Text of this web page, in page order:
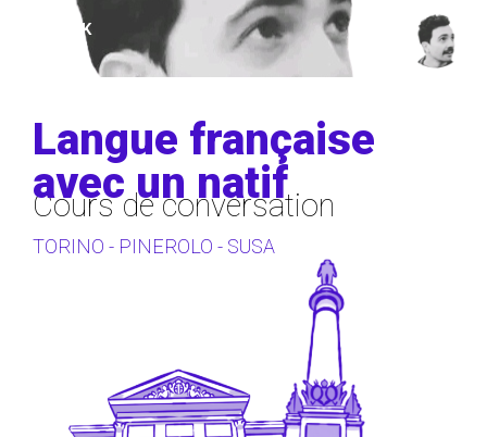
FRANCK
MONOD
Cours de conversation
Langue française
avec un natif
TORINO - PINEROLO - SUSA